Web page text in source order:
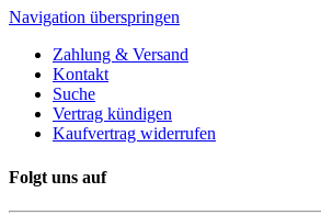
Navigation überspringen
Zahlung & Versand
Kontakt
Suche
Vertrag kündigen
Kaufvertrag widerrufen
Folgt uns auf